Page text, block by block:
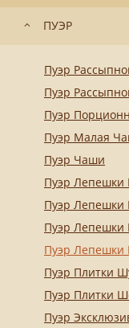
ПУЭР
Пуэр
Пуэр
Пуэр
Пуэр Малая
Пуэр Чаши
Пуэр Лепешки
Пуэр Лепешки
Пуэр Лепешки
Пуэр Лепешки
Пуэр Плитки
Пуэр Плитки
Пуэр